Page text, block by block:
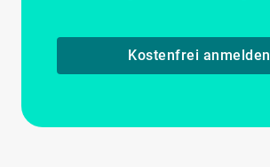
Kostenfrei anmelden